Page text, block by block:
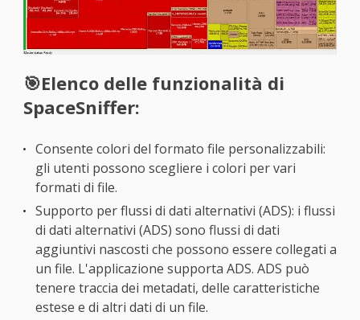
🎯Elenco delle funzionalità di
SpaceSniffer:
Consente colori del formato file personalizzabili:
gli utenti possono scegliere i colori per vari
formati di file.
Supporto per flussi di dati alternativi (ADS): i flussi
di dati alternativi (ADS) sono flussi di dati
aggiuntivi nascosti che possono essere collegati a
un file. L'applicazione supporta ADS. ADS può
tenere traccia dei metadati, delle caratteristiche
estese e di altri dati di un file.